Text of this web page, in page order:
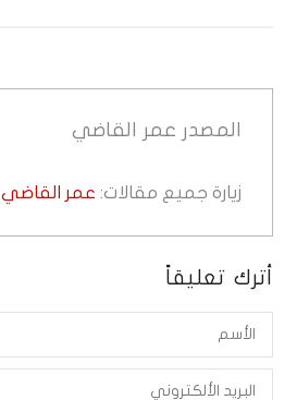
المصدر عمر القاضي
زيارة جميع مقالات: عمر القاضي
أترك تعليقاً